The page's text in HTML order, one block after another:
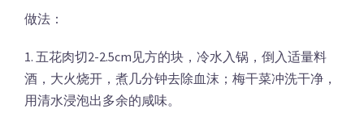
做法：
1. 五花肉切2-2.5cm见方的块，冷水入锅，倒入适量料
酒，大火烧开，煮几分钟去除血沫；梅干菜冲洗干净，
用清水浸泡出多余的咸味。